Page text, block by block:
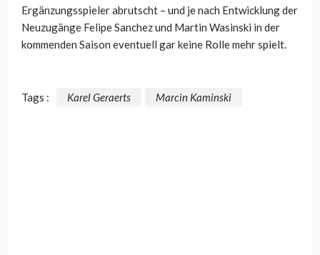
Ergänzungsspieler abrutscht – und je nach Entwicklung der
Neuzugänge Felipe Sanchez und Martin Wasinski in der
kommenden Saison eventuell gar keine Rolle mehr spielt.
Tags : Karel Geraerts Marcin Kaminski